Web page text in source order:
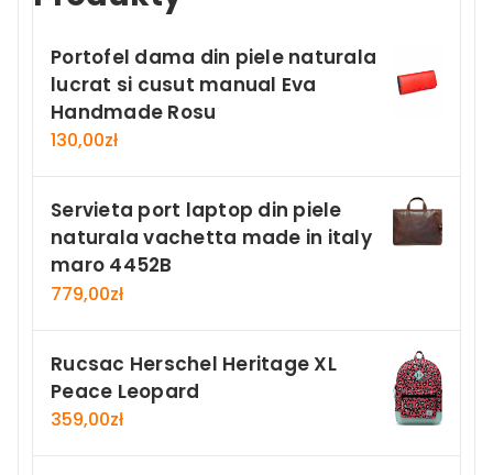
Portofel dama din piele naturala
lucrat si cusut manual Eva
Handmade Rosu
130,00zł
Servieta port laptop din piele
naturala vachetta made in italy
maro 4452B
779,00zł
Rucsac Herschel Heritage XL
Peace Leopard
359,00zł